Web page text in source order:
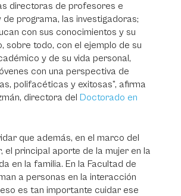
directoras de profesores e
de programa, las investigadoras;
con sus conocimientos y su
sobre todo, con el ejemplo de su
y de su vida personal,
con una perspectiva de
polifacéticas y exitosas”, afirma
directora del Doctorado en
que además, en el marco del
el principal aporte de la mujer en la
en la familia. En la Facultad de
a personas en la interacción
es tan importante cuidar ese